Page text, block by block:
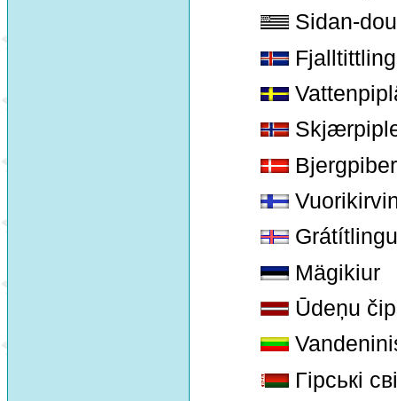
Sidan-
Bjergpiber
Mägikiur
Ūdeņu
Гірські